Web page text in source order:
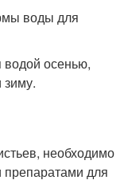
воды для
водой осенью,
зиму.
необходимо
препаратами для